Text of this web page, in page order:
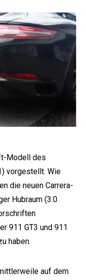
Modell des
vorgestellt. Wie
die neuen Carrera-
Hubraum (3.0
911 GT3 und 911
haben.
auf dem